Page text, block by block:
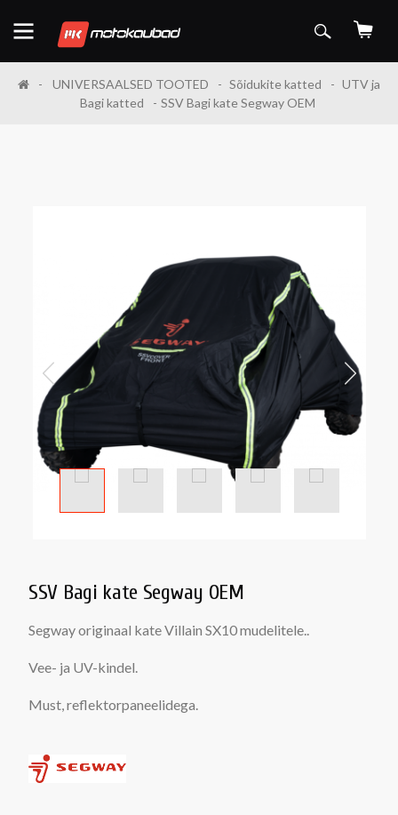
UNIVERSAALSED TOOTED Sõidukite katted
UTV ja
Bagi katted
SSV Bagi kate Segway OEM
SSV Bagi kate Segway OEM
Segway originaal kate Villain SX10 mudelitele..
Vee- ja UV-kindel.
Must, reflektorpaneelidega.